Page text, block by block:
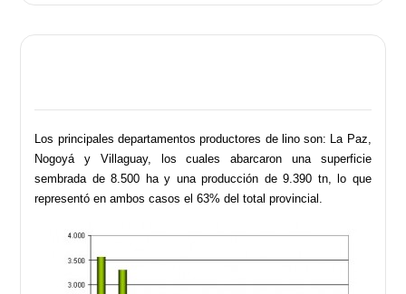
Los principales departamentos productores de lino son: La Paz,
Nogoyá y Villaguay, los cuales abarcaron una superficie
sembrada de 8.500 ha y una producción de 9.390 tn, lo que
representó en ambos casos el 63% del total provincial.